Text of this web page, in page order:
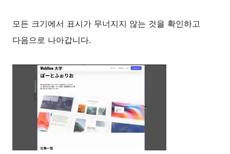
모든 크기에서 표시가 무너지지 않는 것을 확인하고
다음으로 나아갑니다.